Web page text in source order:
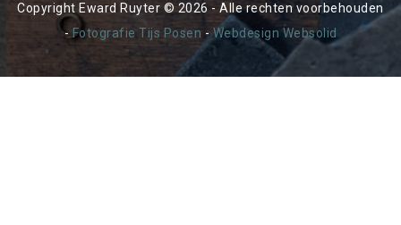
Copyright Eward Ruyter © 2026 - Alle rechten voorbehouden
- Fotografie Tijs Posen -Webdesign Websolid